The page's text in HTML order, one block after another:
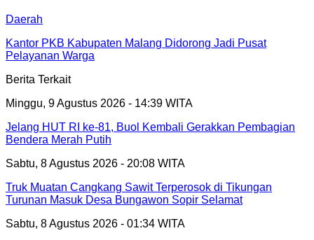
Daerah
Kantor PKB Kabupaten Malang Didorong Jadi Pusat
Pelayanan Warga
Berita Terkait
Minggu, 9 Agustus 2026 - 14:39 WITA
Jelang HUT RI ke-81, Buol Kembali Gerakkan Pembagian
Bendera Merah Putih
Sabtu, 8 Agustus 2026 - 20:08 WITA
Truk Muatan Cangkang Sawit Terperosok di Tikungan
Turunan Masuk Desa Bungawon Sopir Selamat
Sabtu, 8 Agustus 2026 - 01:34 WITA